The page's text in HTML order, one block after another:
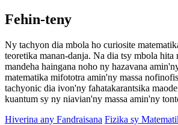
Fehin-teny
Ny tachyon dia mbola ho curiosite
teoretika manan-danja. Na dia tsy mbola
mandeha haingana noho ny hazavana
matematika mifototra amin'ny massa
tachyonic dia ivon'ny fahatakarantsika
kuantum sy ny niavian'ny massa amin'ny
Hiverina any Fandraisana Fizika sy